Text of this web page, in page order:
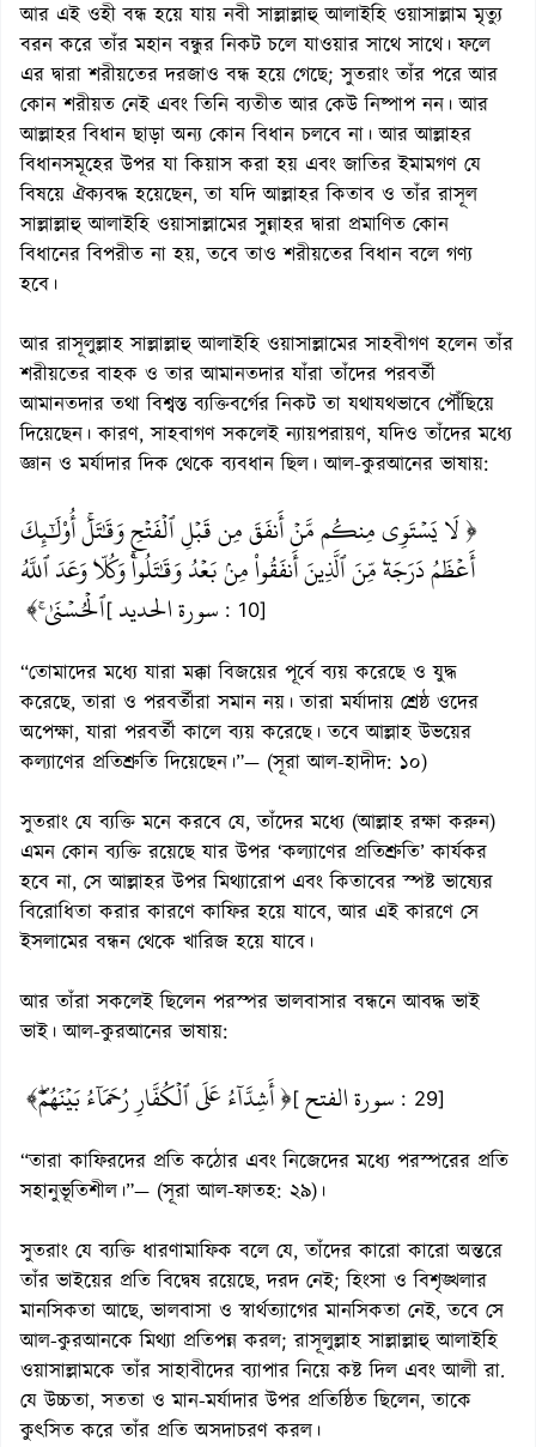
আর এই ওহী বন্ধ হয়ে যায় নবী সাল্লাল্লাহু আলাইহি ওয়াসাল্লাম মৃত্যু
বরন করে তাঁর মহান বন্ধুর নিকট চলে যাওয়ার সাথে সাথে। ফলে
এর দ্বারা শরীয়তের দরজাও বন্ধ হয়ে গেছে; সুতরাং তাঁর পরে আর
কোন শরীয়ত নেই এবং তিনি ব্যতীত আর কেউ নিষ্পাপ নন। আর
আল্লাহর বিধান ছাড়া অন্য কোন বিধান চলবে না। আর আল্লাহর
বিধানসমূহের উপর যা কিয়াস করা হয় এবং জাতির ইমামগণ যে
বিষয়ে ঐক্যবদ্ধ হয়েছেন, তা যদি আল্লাহর কিতাব ও তাঁর রাসূল
সাল্লাল্লাহু আলাইহি ওয়াসাল্লামের সুন্নাহর দ্বারা প্রমাণিত কোন
বিধানের বিপরীত না হয়, তবে তাও শরীয়তের বিধান বলে গণ্য
হবে।
আর রাসূলুল্লাহ সাল্লাল্লাহু আলাইহি ওয়াসাল্লামের সাহবীগণ হলেন তাঁর
শরীয়তের বাহক ও তার আমানতদার যাঁরা তাঁদের পরবর্তী
আমানতদার তথা বিশ্বস্ত ব্যক্তিবর্গের নিকট তা যথাযথভাবে পৌঁছিয়ে
দিয়েছেন। কারণ, সাহবাগণ সকলেই ন্যায়পরায়ণ, যদিও তাঁদের মধ্যে
জ্ঞান ও মর্যাদার দিক থেকে ব্যবধান ছিল। আল-কুরআনের ভাষায়:
﴿ لَا يَسۡتَوِي مِنكُم مَّنۡ أَنفَقَ مِن قَبۡلِ ٱلۡفَتۡحِ وَقَٰتَلَۚ أُوْلَٰٓئِكَ
أَعۡظَمُ دَرَجَةٗ مِّنَ ٱلَّذِينَ أَنفَقُواْ مِنۢ بَعۡدُ وَقَٰتَلُواْۚ وَكُلّٗا وَعَدَ ٱللَّهُ
ٱلۡحُسۡنَىٰۚ ﴾[ سورة الحديد : 10]
“তোমাদের মধ্যে যারা মক্কা বিজয়ের পূর্বে ব্যয় করেছে ও যুদ্ধ
করেছে, তারা ও পরবর্তীরা সমান নয়। তারা মর্যাদায় শ্রেষ্ঠ ওদের
অপেক্ষা, যারা পরবর্তী কালে ব্যয় করেছে। তবে আল্লাহ উভয়ের
কল্যাণের প্রতিশ্রুতি দিয়েছেন।”— (সূরা আল-হাদীদ: ১০)
সুতরাং যে ব্যক্তি মনে করবে যে, তাঁদের মধ্যে (আল্লাহ রক্ষা করুন)
এমন কোন ব্যক্তি রয়েছে যার উপর ‘কল্যাণের প্রতিশ্রুতি’ কার্যকর
হবে না, সে আল্লাহর উপর মিথ্যারোপ এবং কিতাবের স্পষ্ট ভাষ্যের
বিরোধিতা করার কারণে কাফির হয়ে যাবে, আর এই কারণে সে
ইসলামের বন্ধন থেকে খারিজ হয়ে যাবে।
আর তাঁরা সকলেই ছিলেন পরস্পর ভালবাসার বন্ধনে আবদ্ধ ভাই
ভাই। আল-কুরআনের ভাষায়:
﴿ أَشِدَّآءُ عَلَى ٱلۡكُفَّارِ رُحَمَآءُ بَيۡنَهُمۡۖ﴾[ سورة الفتح : 29]
“তারা কাফিরদের প্রতি কঠোর এবং নিজেদের মধ্যে পরস্পরের প্রতি
সহানুভূতিশীল।”— (সূরা আল-ফাতহ: ২৯)।
সুতরাং যে ব্যক্তি ধারণামাফিক বলে যে, তাঁদের কারো কারো অন্তরে
তাঁর ভাইয়ের প্রতি বিদ্বেষ রয়েছে, দরদ নেই; হিংসা ও বিশৃঙ্খলার
মানসিকতা আছে, ভালবাসা ও স্বার্থত্যাগের মানসিকতা নেই, তবে সে
আল-কুরআনকে মিথ্যা প্রতিপন্ন করল; রাসূলুল্লাহ সাল্লাল্লাহু আলাইহি
ওয়াসাল্লামকে তাঁর সাহাবীদের ব্যাপার নিয়ে কষ্ট দিল এবং আলী রা.
যে উচ্চতা, সততা ও মান-মর্যাদার উপর প্রতিষ্ঠিত ছিলেন, তাকে
কুৎসিত করে তাঁর প্রতি অসদাচরণ করল।